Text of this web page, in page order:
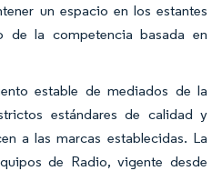
un espacio en los estantes
de la competencia basada en
estable de mediados de la
estándares de calidad y
a las marcas establecidas. La
de Radio, vigente desde